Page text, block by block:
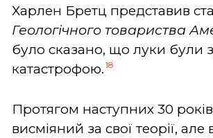
Харлен Бретц представив
Геологічного товариства
було сказано, що луки були
катастрофою. 18
Протягом наступних 30
висміяний за свої теорії, але